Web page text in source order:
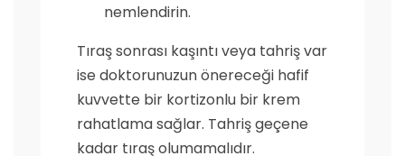
nemlendirin.
Tıraş sonrası kaşıntı veya tahriş var
ise doktorunuzun önereceği hafif
kuvvette bir kortizonlu bir krem
rahatlama sağlar. Tahriş geçene
kadar tıraş olumamalıdır.